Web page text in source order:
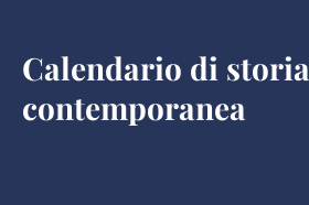
Calendario di storia
contemporanea